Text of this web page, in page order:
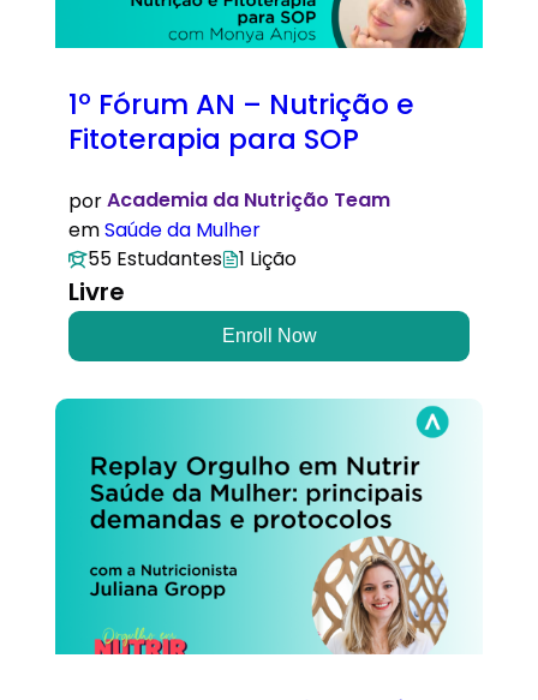
1º Fórum AN – Nutrição e
Fitoterapia para SOP
porAcademia da Nutrição Team
emSaúde da Mulher
55 Estudantes
1 Lição
Livre
Enroll Now